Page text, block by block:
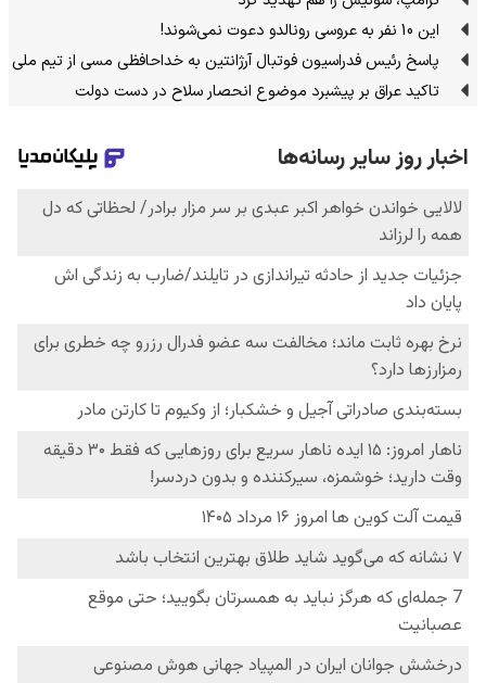
این 10 نفر به عروسی رونالدو دعوت نمی‌شوند!
پاسخ رئیس فدراسیون فوتبال آرژانتین به خداحافظی مسی از تیم ملی
تاکید عراق بر پیشبرد موضوع انحصار سلاح در دست دولت